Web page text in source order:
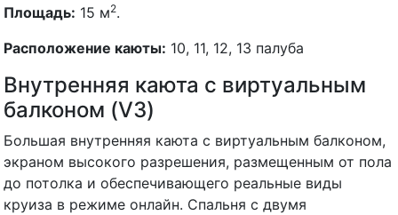
Площадь: 15 м2.
Расположение каюты: 10, 11, 12, 13 палуба
Внутренняя каюта с виртуальным
балконом (V3)
Большая внутренняя каюта с виртуальным балконом,
экраном высокого разрешения, размещенным от пола
до потолка и обеспечивающего реальные виды
круиза в режиме онлайн. Спальня с двумя